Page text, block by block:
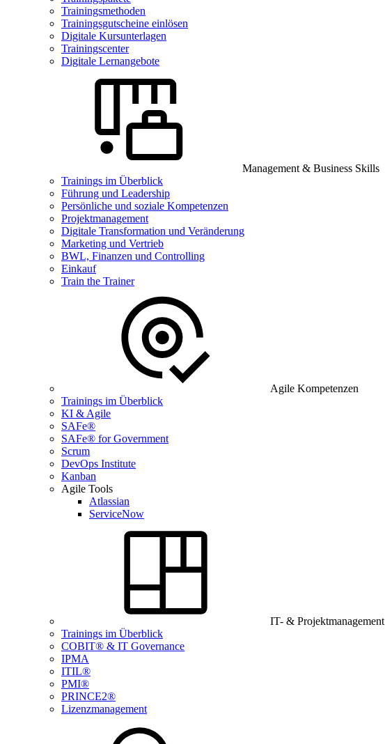
Trainingsmethoden
Trainingsgutscheine einlösen
Digitale Kursunterlagen
Trainingscenter
Digitale Lernangebote
Management & Business Skills
Trainings im Überblick
Führung und Leadership
Persönliche und soziale Kompetenzen
Projektmanagement
Digitale Transformation und Veränderung
Marketing und Vertrieb
BWL, Finanzen und Controlling
Einkauf
Train the Trainer
Agile Kompetenzen
Trainings im Überblick
KI & Agile
SAFe®
SAFe® for Government
Scrum
DevOps Institute
Kanban
Agile Tools
Atlassian
ServiceNow
IT- & Projektmanagement
Trainings im Überblick
COBIT® & IT Governance
IPMA
ITIL®
PMI®
PRINCE2®
Lizenzmanagement